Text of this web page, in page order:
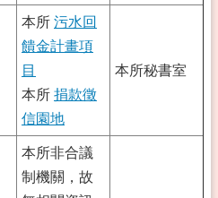
本所 污水回
饋金計畫項
目
本所 捐款徵
信園地
本所秘書室
本所非合議
制機關，故